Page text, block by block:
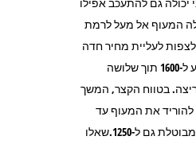
המעוף אל מעל לרמת
יש לצפות לעליית מחיר חדה
והמעוף צריך להגיע ל-1600 תוך שלושה
בטווח הקצר, המשך
להוריד את המעוף עד
1280 ובסבירות לא מבוטלת גם ל-1250.שאלו